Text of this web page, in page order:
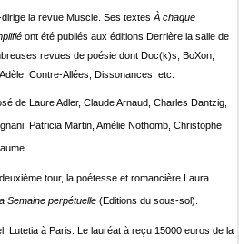
la revue Muscle. Ses textes À chaque
ont été publiés aux éditions Derrière la salle de
revues de poésie dont Doc(k)s, BoXon,
Contre-Allées, Dissonances, etc.
de Laure Adler, Claude Arnaud, Charles Dantzig,
Patricia Martin, Amélie Nothomb, Christophe
tour, la poétesse et romancière Laura
Semaine perpétuelle (Editions du sous-sol).
Lutetia à Paris. Le lauréat à reçu 15000 euros de la